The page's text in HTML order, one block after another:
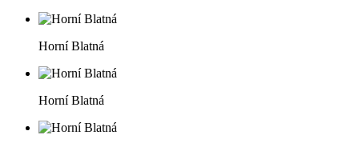
Horní Blatná
Horní Blatná